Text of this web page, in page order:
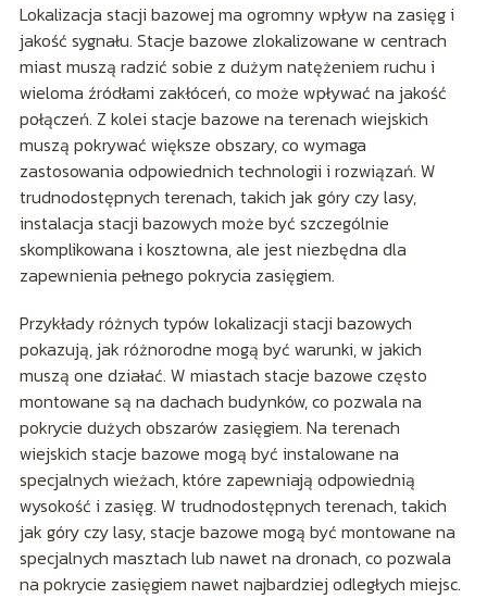
Lokalizacja stacji bazowej ma ogromny wpływ na zasięg i
jakość sygnału. Stacje bazowe zlokalizowane w centrach
miast muszą radzić sobie z dużym natężeniem ruchu i
wieloma źródłami zakłóceń, co może wpływać na jakość
połączeń. Z kolei stacje bazowe na terenach wiejskich
muszą pokrywać większe obszary, co wymaga
zastosowania odpowiednich technologii i rozwiązań. W
trudnodostępnych terenach, takich jak góry czy lasy,
instalacja stacji bazowych może być szczególnie
skomplikowana i kosztowna, ale jest niezbędna dla
zapewnienia pełnego pokrycia zasięgiem.
Przykłady różnych typów lokalizacji stacji bazowych
pokazują, jak różnorodne mogą być warunki, w jakich
muszą one działać. W miastach stacje bazowe często
montowane są na dachach budynków, co pozwala na
pokrycie dużych obszarów zasięgiem. Na terenach
wiejskich stacje bazowe mogą być instalowane na
specjalnych wieżach, które zapewniają odpowiednią
wysokość i zasięg. W trudnodostępnych terenach, takich
jak góry czy lasy, stacje bazowe mogą być montowane na
specjalnych masztach lub nawet na dronach, co pozwala
na pokrycie zasięgiem nawet najbardziej odległych miejsc.